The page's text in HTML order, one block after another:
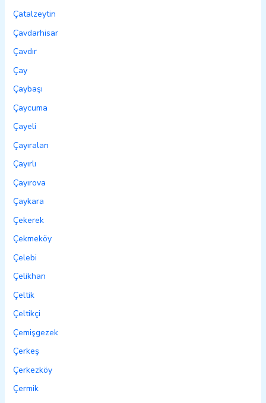
Çatalzeytin
Çavdarhisar
Çavdır
Çay
Çaybaşı
Çaycuma
Çayeli
Çayıralan
Çayırlı
Çayırova
Çaykara
Çekerek
Çekmeköy
Çelebi
Çelikhan
Çeltik
Çeltikçi
Çemişgezek
Çerkeş
Çerkezköy
Çermik